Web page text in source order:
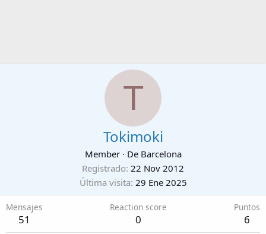
T
Tokimoki
Member · De Barcelona
Registrado 22 Nov 2012
Última visita 29 Ene 2025
Mensajes
51
Reaction score
0
Puntos
6